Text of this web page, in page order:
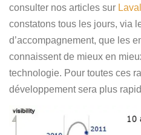
consulter nos articles sur
constatons tous les jours, via
d’accompagnement, que les
connaissent de mieux en
technologie. Pour toutes ces
développement sera plus